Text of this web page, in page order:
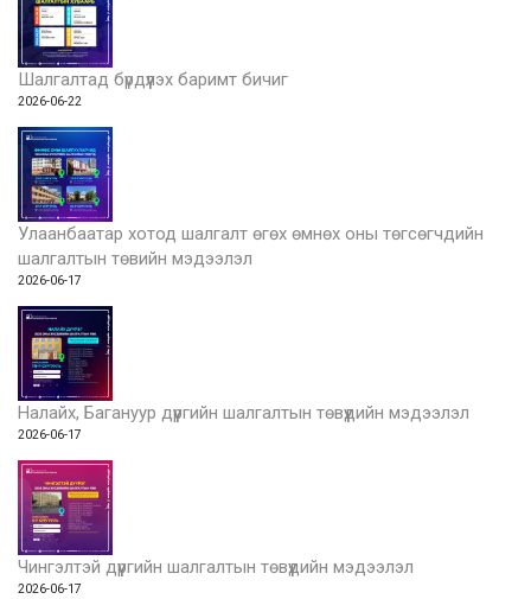
Шалгалтад бүрдүүлэх баримт бичиг
2026-06-22
Улаанбаатар хотод шалгалт өгөх өмнөх оны төгсөгчдийн
шалгалтын төвийн мэдээлэл
2026-06-17
Налайх, Багануур дүүргийн шалгалтын төвүүдийн мэдээлэл
2026-06-17
Чингэлтэй дүүргийн шалгалтын төвүүдийн мэдээлэл
2026-06-17